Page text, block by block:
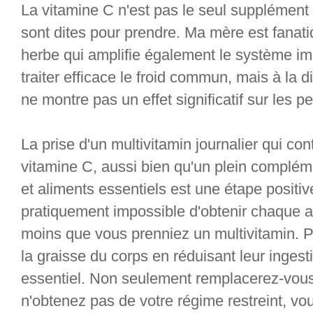
La vitamine C n'est pas le seul
sont dites pour prendre. Ma mère est
herbe qui amplifie également le système
traiter efficace le froid commun, mais à la
ne montre pas un effet significatif sur les
La prise d'un multivitamin journalier qui
vitamine C, aussi bien qu'un plein
et aliments essentiels est une étape
pratiquement impossible d'obtenir chaque
moins que vous prenniez un multivitamin.
la graisse du corps en réduisant leur
essentiel. Non seulement remplacerez-
n'obtenez pas de votre régime restreint,